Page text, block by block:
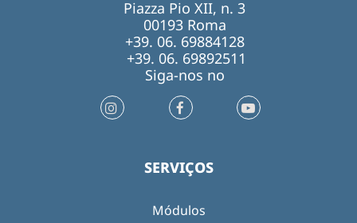
Piazza Pio XII, n. 3
00193 Roma
+39. 06. 69884128
+39. 06. 69892511
Siga-nos no
SERVIÇOS
Módulos